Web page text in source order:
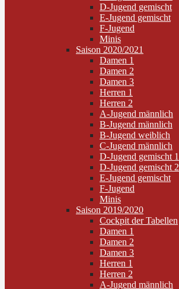
D-Jugend gemischt
E-Jugend gemischt
F-Jugend
Minis
Saison 2020/2021
Damen 1
Damen 2
Damen 3
Herren 1
Herren 2
A-Jugend männlich
B-Jugend männlich
B-Jugend weiblich
C-Jugend männlich
D-Jugend gemischt 1
D-Jugend gemischt 2
E-Jugend gemischt
F-Jugend
Minis
Saison 2019/2020
Cockpit der Tabellen
Damen 1
Damen 2
Damen 3
Herren 1
Herren 2
A-Jugend männlich